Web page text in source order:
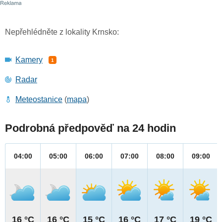
Nepřehlédněte z lokality Krnsko:
Kamery 1
Radar
Meteostanice (mapa)
Podrobná předpověď na 24 hodin
04:00
16 °C
05:00
16 °C
06:00
15 °C
07:00
16 °C
08:00
17 °C
09:00
19 °C